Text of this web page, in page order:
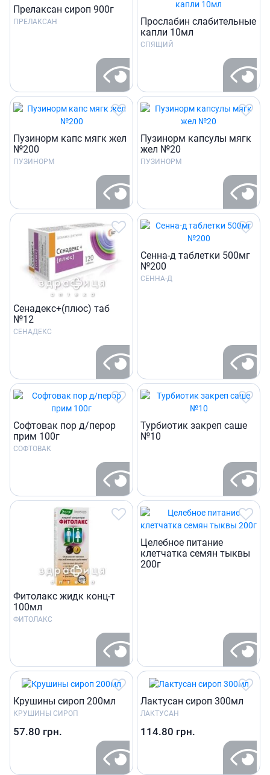
Прелаксан сироп 900г
ПРЕЛАКСАН
Прослабин слабительные
капли 10мл
СПЯЩИЙ
Пузинорм капс мягк жел
№200
ПУЗИНОРМ
Пузинорм капсулы мягк
жел №20
ПУЗИНОРМ
Сенадекс+(плюс) таб
№12
СЕНАДЕКС
Сенна-д таблетки 500мг
№200
СЕННА-Д
Софтовак пор д/перор
прим 100г
СОФТОВАК
Турбиотик закреп саше
№10
Фитолакс жидк конц-т
100мл
ФИТОЛАКС
Целебное питание
клетчатка семян тыквы
200г
Крушины сироп 200мл
КРУШИНЫ СИРОП
57.80 грн.
Лактусан сироп 300мл
ЛАКТУСАН
114.80 грн.